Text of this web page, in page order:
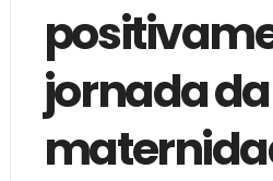
jornada da